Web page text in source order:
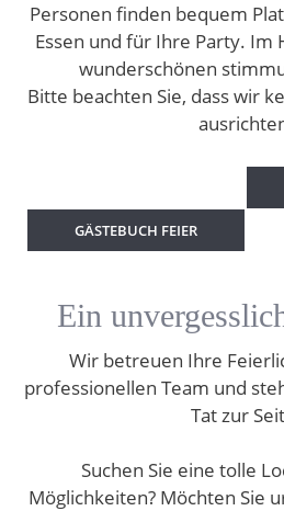
Personen finden bequem
Essen und für Ihre Party. Im
wunderschönen
Bitte beachten Sie, dass wir
GÄSTEBUCH FEIER
Ein
Wir betreuen Ihre
professionellen Team und
Tat zur
Suchen Sie eine tolle
Möglichkeiten? Möchten Sie